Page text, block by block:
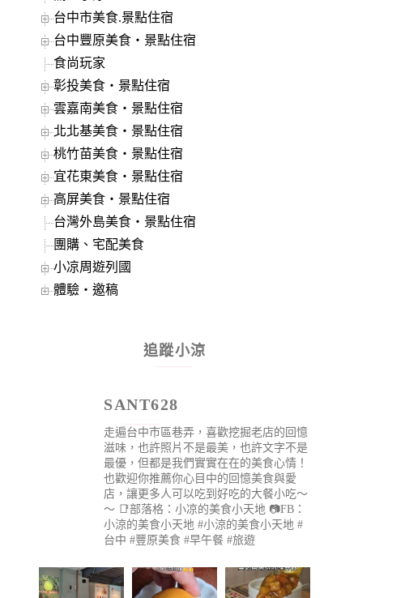
台中市美食.景點住宿
台中豐原美食‧景點住宿
食尚玩家
彰投美食‧景點住宿
雲嘉南美食‧景點住宿
北北基美食‧景點住宿
桃竹苗美食‧景點住宿
宜花東美食‧景點住宿
高屏美食‧景點住宿
台灣外島美食‧景點住宿
團購、宅配美食
小凉周遊列國
體驗‧邀稿
追蹤小涼
SANT628
走遍台中市區巷弄，喜歡挖掘老店的回憶
滋味，也許照片不是最美，也許文字不是
最優，但都是我們實實在在的美食心情！
也歡迎你推薦你心目中的回憶美食與愛
店，讓更多人可以吃到好吃的大餐小吃～
～ 📑部落格：小凉的美食小天地 📷FB：
小涼的美食小天地 #小涼的美食小天地 #
台中 #豐原美食 #早午餐 #旅遊